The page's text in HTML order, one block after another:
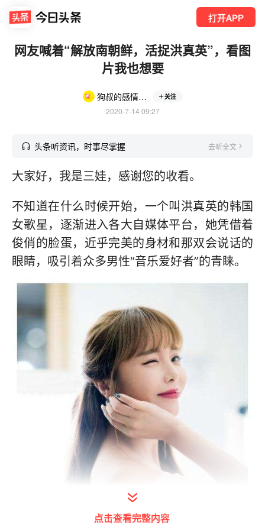
打开APP
网友喊着“解放南朝鲜，活捉洪真英”，看图
片我也想要
狗叔的感情世界 关注
2020-7-14 09:27
头条听资讯，时事尽掌握 去听全文
大家好，我是三娃，感谢您的收看。
不知道在什么时候开始，一个叫洪真英的韩国
女歌星，逐渐进入各大自媒体平台，她凭借着
俊俏的脸蛋，近乎完美的身材和那双会说话的
眼睛，吸引着众多男性“音乐爱好者”的青睐。
点击查看完整内容